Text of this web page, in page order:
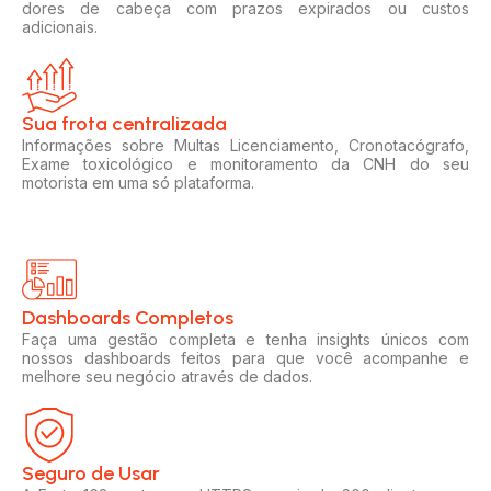
dores de cabeça com prazos expirados ou custos
adicionais.
Sua frota centralizada​
Informações sobre Multas Licenciamento, Cronotacógrafo,
Exame toxicológico e monitoramento da CNH do seu
motorista em uma só plataforma.
Dashboards Completos​​
Faça uma gestão completa e tenha insights únicos com
nossos dashboards feitos para que você acompanhe e
melhore seu negócio através de dados.
Seguro de Usar​